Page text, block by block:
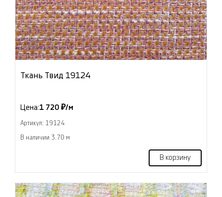
Ткань Твид 19124
Цена:1 720 ₽/м
Артикул: 19124
В наличии 3.70 м
В корзину